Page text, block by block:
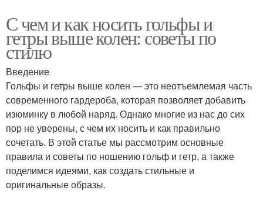
С чем и как носить гольфы и
гетры выше колен: советы по
стилю
Введение
Гольфы и гетры выше колен — это неотъемлемая часть
современного гардероба, которая позволяет добавить
изюминку в любой наряд. Однако многие из нас до сих
пор не уверены, с чем их носить и как правильно
сочетать. В этой статье мы рассмотрим основные
правила и советы по ношению гольф и гетр, а также
поделимся идеями, как создать стильные и
оригинальные образы.